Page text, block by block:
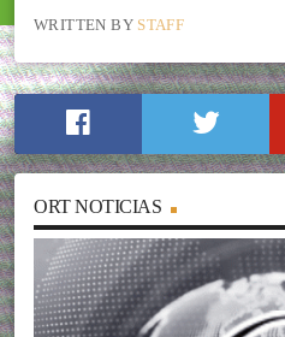
WRITTEN BY STAFF
ORT NOTICIAS